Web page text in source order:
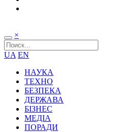
×
UA EN
НАУКА
ТЕХНО
БЕЗПЕКА
ДЕРЖАВА
БІЗНЕС
МЕДІА
ПОРАДИ